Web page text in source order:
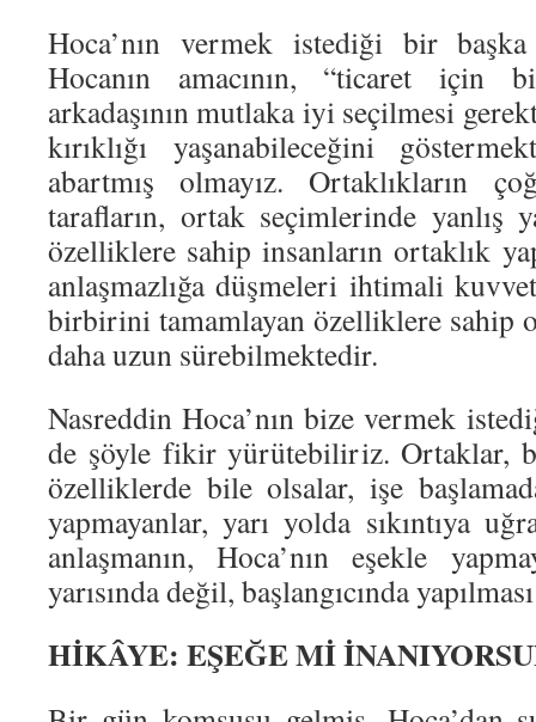
Hoca’nın vermek istediği bir
Hocanın amacının, “ticaret için
arkadaşının mutlaka iyi seçilmesi
kırıklığı yaşanabileceğini
abartmış olmayız. Ortaklıkların
tarafların, ortak seçimlerinde yanlış
özelliklere sahip insanların ortaklık
anlaşmazlığa düşmeleri ihtimali
birbirini tamamlayan özelliklere sahip
daha uzun sürebilmektedir.
Nasreddin Hoca’nın bize vermek
de şöyle fikir yürütebiliriz. Ortaklar,
özelliklerde bile olsalar, işe
yapmayanlar, yarı yolda sıkıntıya
anlaşmanın, Hoca’nın eşekle
yarısında değil, başlangıcında
HİKÂYE: EŞEĞE Mİ